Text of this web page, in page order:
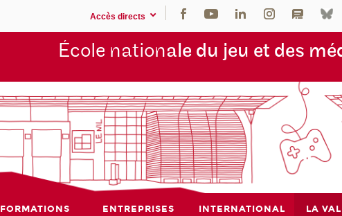
Accès directs
École nationale du jeu et des
FORMATIONS ENTREPRISES INTERNATIONAL
LA